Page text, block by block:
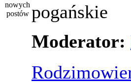
pogańskie
Moderator: